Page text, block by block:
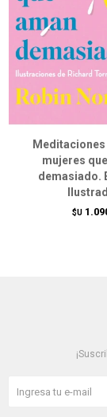
Meditaciones
mujeres
demasiado.
$U